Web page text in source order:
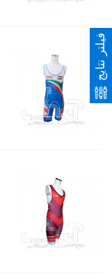
فیلتر نتایج